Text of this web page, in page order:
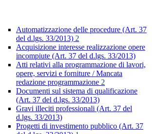
Automatizzazione delle procedure (Art. 37
del d.lgs. 33/2013) 2
Acquisizione interesse realizzazione opere
incompiute (Art. 37 del d.lgs. 33/2013)
Atti relativi alla programmazione di lavori,
opere, servizi e forniture / Mancata
redazione programmazione 2
Documenti sul sistema di qualificazione
(Art. 37 del d.lgs. 33/2013)
Gravi illeciti professionali (Art. 37 del
d.lgs. 33/2013)
Progetti di investimento pubblico (Art. 37